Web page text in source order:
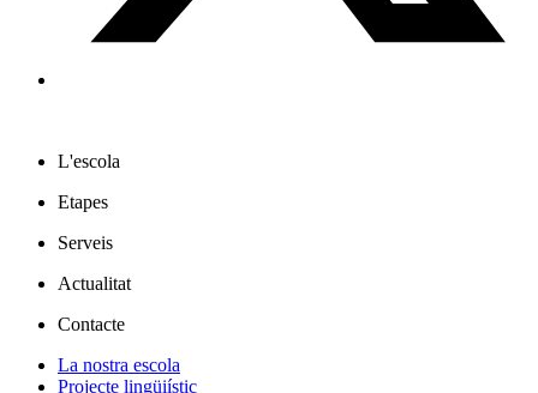
L'escola
Etapes
Serveis
Actualitat
Contacte
La nostra escola
Projecte lingüiístic